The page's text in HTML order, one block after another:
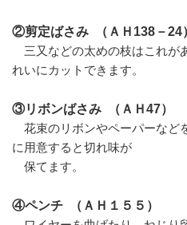
②剪定ばさみ （ＡＨ138－24
三又などの太めの枝はこれが
れいにカットできます。
③リボンばさみ （ＡＨ47）
花束のリボンやペーパーなど
に用意すると切れ味が
保てます。
④ペンチ （ＡＨ１５５）